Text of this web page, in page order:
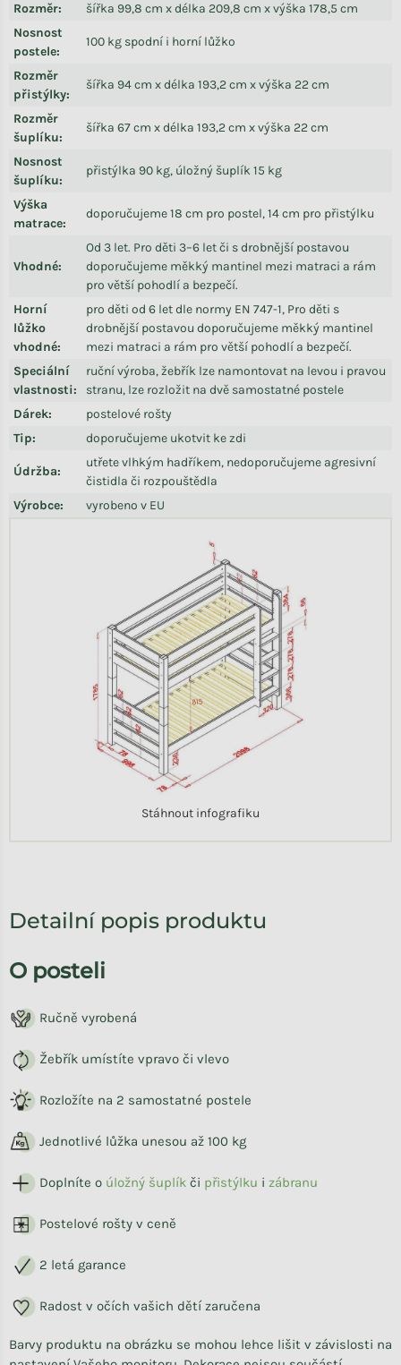
Rozměr:
šířka 99,8 cm x délka 209,8 cm x výška 178,5 cm
Nosnost
postele:
100 kg spodní i horní lůžko
Rozměr
přistýlky:
šířka 94 cm x délka 193,2 cm x výška 22 cm
Rozměr
šuplíku:
šířka 67 cm x délka 193,2 cm x výška 22 cm
Nosnost
šuplíku:
přistýlka 90 kg, úložný šuplík 15 kg
Výška
matrace:
doporučujeme 18 cm pro postel, 14 cm pro přistýlku
Vhodné:
Od 3 let. Pro děti 3–6 let či s drobnější postavou
doporučujeme měkký mantinel mezi matraci a rám
pro větší pohodlí a bezpečí.
Horní
lůžko
vhodné:
pro děti od 6 let dle normy EN 747-1, Pro děti s
drobnější postavou doporučujeme měkký mantinel
mezi matraci a rám pro větší pohodlí a bezpečí.
Speciální
vlastnosti:
ruční výroba, žebřík lze namontovat na levou i pravou
stranu, lze rozložit na dvě samostatné postele
Dárek:
postelové rošty
Tip: doporučujeme ukotvit ke zdi
Údržba:
utřete vlhkým hadříkem, nedoporučujeme agresivní
čistidla či rozpouštědla
Výrobce: vyrobeno v EU
Stáhnout infografiku
Detailní popis produktu
O posteli
Ručně vyrobená
Žebřík umístíte vpravo či vlevo
Rozložíte na 2 samostatné postele
Jednotlivé lůžka unesou až 100 kg
Doplníte o úložný šuplík či přistýlku i zábranu
Postelové rošty v ceně
2 letá garance
Radost v očích vašich dětí zaručena
Barvy produktu na obrázku se mohou lehce lišit v závislosti na